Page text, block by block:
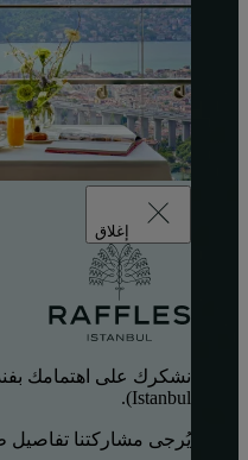
إغلاق
Istanbul).
يُرجى مشاركتنا تفاصيل